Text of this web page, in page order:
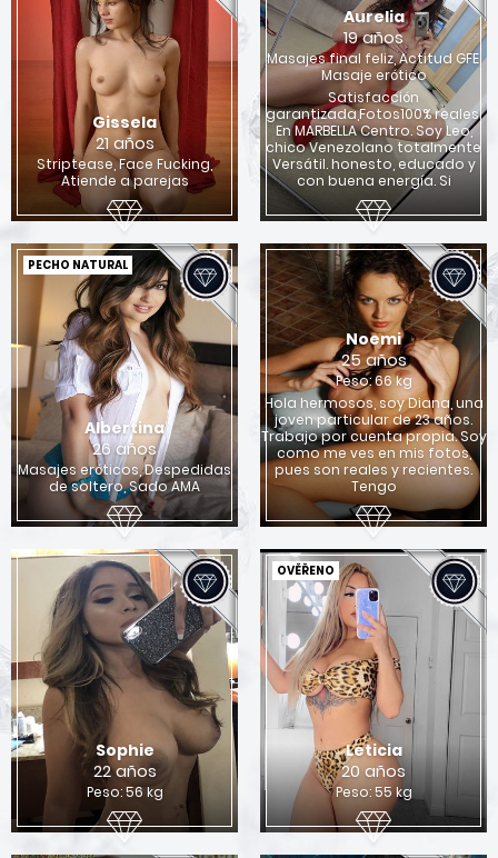
Gissela
21 años
Striptease, Face Fucking,
Atiende a parejas
Aurelia
19 años
Masajes final feliz, Actitud GFE,
Masaje erótico
Satisfacción
garantizada,Fotos100% reales.
En MARBELLA Centro. Soy Leo,
chico Venezolano totalmente
Versátil. honesto, educado y
con buena energía. Si
PECHO NATURAL
Albertina
26 años
Masajes eróticos, Despedidas
de soltero, Sado AMA
Noemi
25 años
Peso: 66 kg
Hola hermosos, soy Diana, una
joven particular de 23 años.
Trabajo por cuenta propia. Soy
como me ves en mis fotos,
pues son reales y recientes.
Tengo
Sophie
22 años
Peso: 56 kg
OVĚŘENO
Leticia
20 años
Peso: 55 kg